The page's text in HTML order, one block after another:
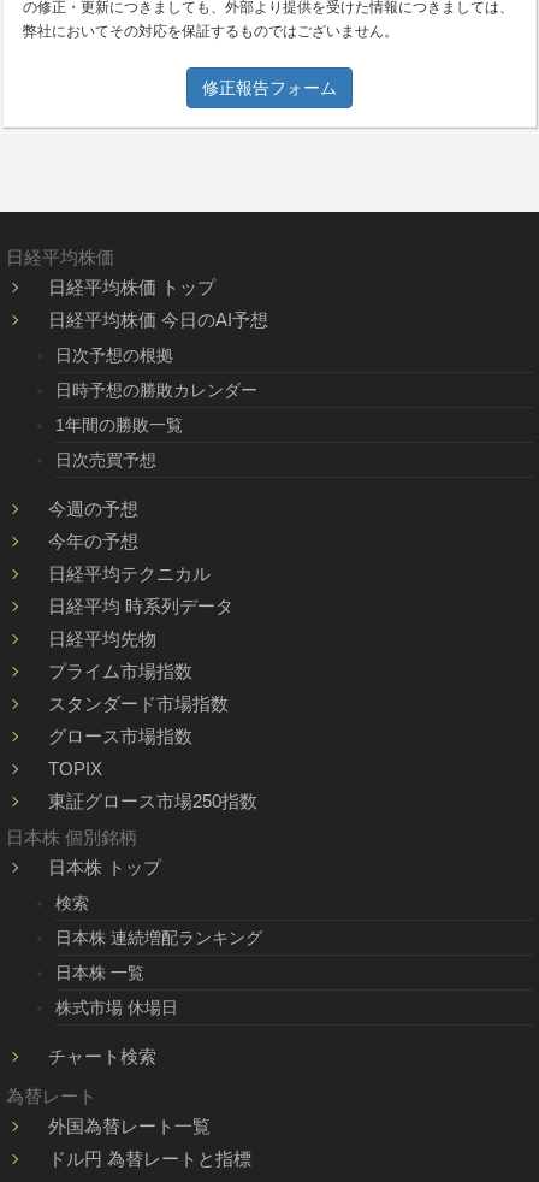
の修正・更新につきましても、外部より提供を受けた情報につきましては、
弊社においてその対応を保証するものではございません。
修正報告フォーム
日経平均株価
日経平均株価 トップ
日経平均株価 今日のAI予想
日次予想の根拠
日時予想の勝敗カレンダー
1年間の勝敗一覧
日次売買予想
今週の予想
今年の予想
日経平均テクニカル
日経平均 時系列データ
日経平均先物
プライム市場指数
スタンダード市場指数
グロース市場指数
TOPIX
東証グロース市場250指数
日本株 個別銘柄
日本株 トップ
検索
日本株 連続増配ランキング
日本株 一覧
株式市場 休場日
チャート検索
為替レート
外国為替レート一覧
ドル円 為替レートと指標